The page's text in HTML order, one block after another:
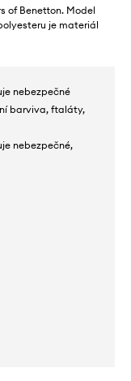
of Benetton. Model
je materiál
nebezpečné
barviva, ftaláty,
nebezpečné,